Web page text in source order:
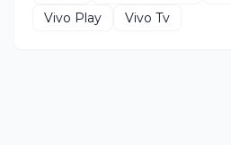
Vivo Play
Vivo Tv